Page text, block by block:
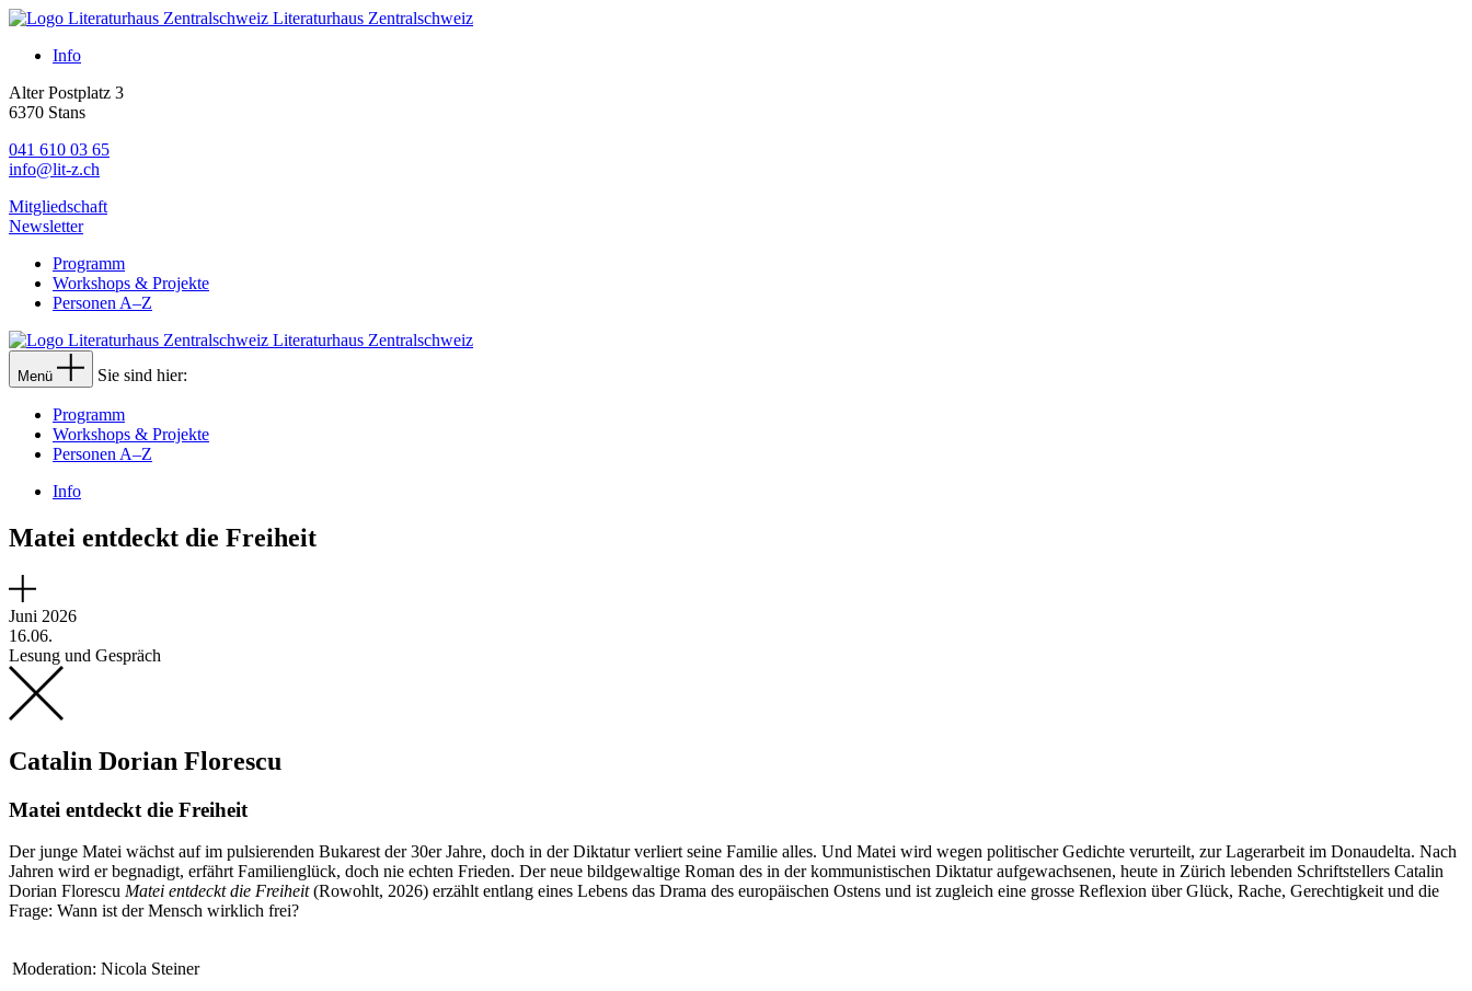
Literaturhaus Zentralschweiz
Info
Alter Postplatz 3
6370 Stans
041 610 03 65
info@lit-z.ch
Mitgliedschaft
Newsletter
Programm
Workshops & Projekte
Personen A–Z
Literaturhaus Zentralschweiz
Menü Sie sind hier:
Programm
Workshops & Projekte
Personen A–Z
Info
Matei entdeckt die Freiheit
Juni 2026
16.06.
Lesung und Gespräch
Catalin Dorian Florescu
Matei entdeckt die Freiheit
Der junge Matei wächst auf im pulsierenden Bukarest der 30er Jahre, doch in der Diktatur verliert seine Familie alles. Und Matei wird wegen politischer Gedichte verurteilt, zur Lagerarbeit im Donaudelta. Nach
Jahren wird er begnadigt, erfährt Familienglück, doch nie echten Frieden. Der neue bildgewaltige Roman des in der kommunistischen Diktatur aufgewachsenen, heute in Zürich lebenden Schriftstellers Catalin
Dorian Florescu Matei entdeckt die Freiheit(Rowohlt, 2026) erzählt entlang eines Lebens das Drama des europäischen Ostens und ist zugleich eine grosse Reflexion über Glück, Rache, Gerechtigkeit und die
Frage: Wann ist der Mensch wirklich frei?
Moderation: Nicola Steiner